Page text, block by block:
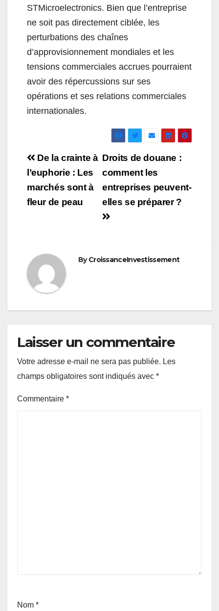
STMicroelectronics. Bien que l’entreprise
ne soit pas directement ciblée, les
perturbations des chaînes
d’approvisionnement mondiales et les
tensions commerciales accrues pourraient
avoir des répercussions sur ses
opérations et ses relations commerciales
internationales.
Navigation
de
l’article
Droits de douane :
comment les
entreprises peuvent-
elles se préparer ?
De la crainte à
l’euphorie : Les
marchés sont à
fleur de peau
ByCroissanceInvestissement
Laisser un commentaire
Votre adresse e-mail ne sera pas publiée. Les
champs obligatoires sont indiqués avec *
Commentaire *
Nom *